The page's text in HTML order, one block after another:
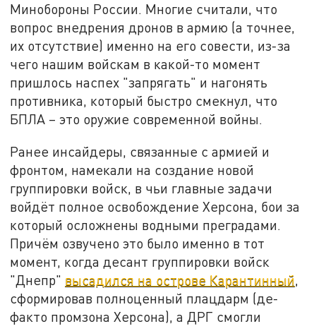
Минобороны России. Многие считали, что
вопрос внедрения дронов в армию (а точнее,
их отсутствие) именно на его совести, из-за
чего нашим войскам в какой-то момент
пришлось наспех "запрягать" и нагонять
противника, который быстро смекнул, что
БПЛА – это оружие современной войны.
Ранее инсайдеры, связанные с армией и
фронтом, намекали на создание новой
группировки войск, в чьи главные задачи
войдёт полное освобождение Херсона, бои за
который осложнены водными преградами.
Причём озвучено это было именно в тот
момент, когда десант группировки войск
"Днепр" высадился на острове Карантинный,
сформировав полноценный плацдарм (де-
факто промзона Херсона), а ДРГ смогли